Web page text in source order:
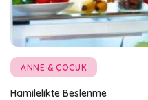
ANNE & ÇOCUK
Hamilelikte Beslenme